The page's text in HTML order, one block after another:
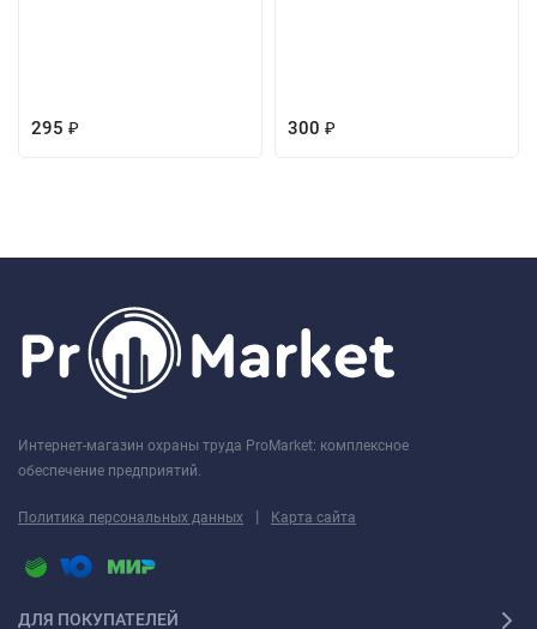
295 ₽ 300 ₽
Интернет-магазин охраны труда ProMarket: комплексное
обеспечение предприятий.
Политика персональных данных | Карта сайта
ДЛЯ ПОКУПАТЕЛЕЙ